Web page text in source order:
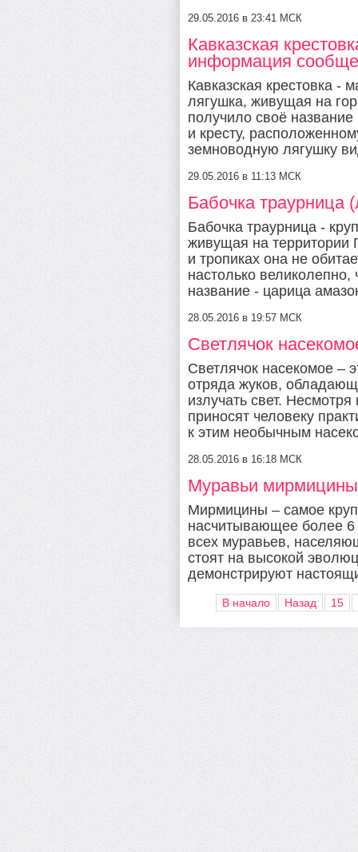
29.05.2016 в 23:41 МСК
Кавказская
информация
Кавказская крестовка -
лягушка, живущая на
получило своё
и кресту,
земноводную лягушку
29.05.2016 в 11:13 МСК
Бабочка траурница
Бабочка траурница -
живущая на территории
и тропиках она не
настолько
название - царица
28.05.2016 в 19:57 МСК
Светлячок
Светлячок насекомое –
отряда жуков,
излучать свет.
приносят человеку
к этим необычным
28.05.2016 в 16:18 МСК
Муравьи
Мирмицины – самое
насчитывающее более 6
всех муравьев,
стоят на высокой
демонстрируют
В начало Назад 15